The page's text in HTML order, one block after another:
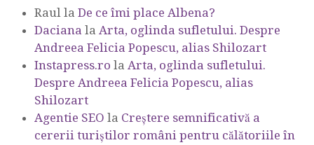
Raul la De ce îmi place Albena?
Daciana la Arta, oglinda sufletului. Despre
Andreea Felicia Popescu, alias Shilozart
Instapress.ro la Arta, oglinda sufletului.
Despre Andreea Felicia Popescu, alias
Shilozart
Agentie SEO la Creștere semnificativă a
cererii turiștilor români pentru călătoriile în